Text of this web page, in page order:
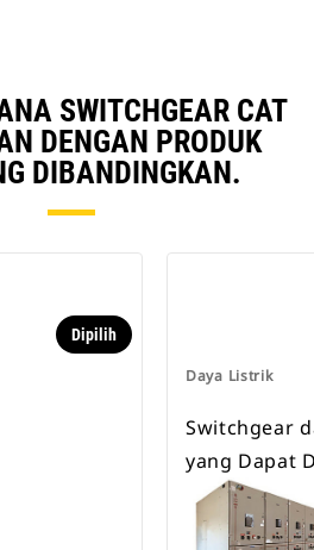
SWITCHGEAR CAT
DENGAN PRODUK
DIBANDINGKAN.
Dipilih
Daya Listrik
Switchgear
yang Dapat